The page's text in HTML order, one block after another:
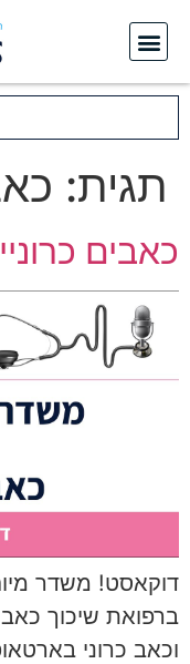
תגית:
כאבים
דוקאסט! משדר
ברפואת שיכוך
וכאב כרוני